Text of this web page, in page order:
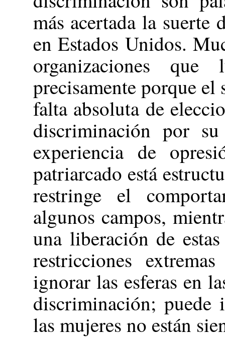
más acertada la suerte
en Estados Unidos.
organizaciones
precisamente porque
falta absoluta de
discriminación por
experiencia de
patriarcado está
restringe el
algunos campos,
una liberación de
restricciones
ignorar las esferas en
discriminación; puede
las mujeres no están